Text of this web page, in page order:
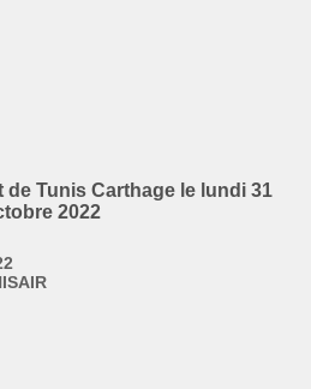
de Tunis Carthage le lundi 31
2022